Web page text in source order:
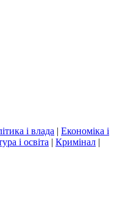
і влада | Економіка і
і освіта | Кримінал |